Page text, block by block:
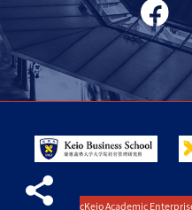
cKeio Academic